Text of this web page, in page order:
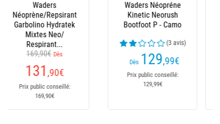
Waders Néoprène
Garbolino Hydratek
Neo Addiction -
Semelles Crantées
139,90€
123,90
Prix public conseillé:
139,90€
Waders Stocking
Néoprène Kinetic
Camorush St. Foot
Dès 149,99
Prix public conseillé:
149,99€